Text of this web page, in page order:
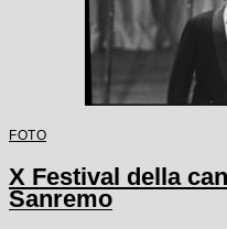
FOTO
X Festival della
Sanremo